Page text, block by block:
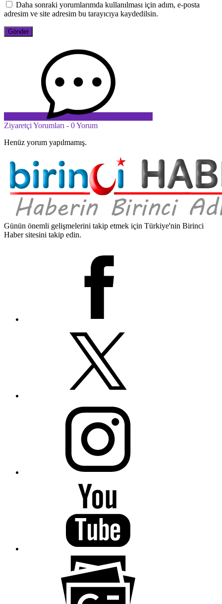
Daha sonraki yorumlarımda kullanılması için adım, e-posta
adresim ve site adresim bu tarayıcıya kaydedilsin.
Ziyaretçi Yorumları - 0 Yorum
Henüz yorum yapılmamış.
Günün önemli gelişmelerini takip etmek için Türkiye'nin Birinci
Haber sitesini takip edin.